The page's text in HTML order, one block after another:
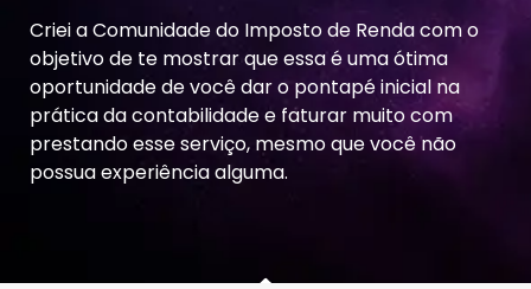
Criei a Comunidade do Imposto de Renda com o
objetivo de te mostrar que essa é uma ótima
oportunidade de você dar o pontapé inicial na
prática da contabilidade e faturar muito com
prestando esse serviço, mesmo que você não
possua experiência alguma.